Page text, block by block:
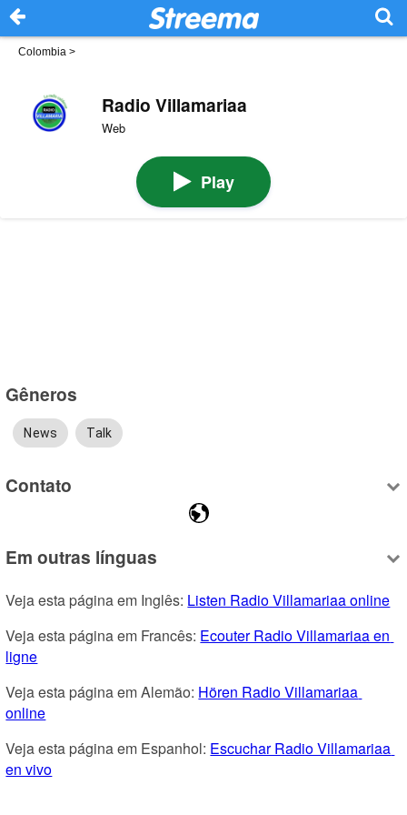
Colombia >
Radio Villamariaa
Web
Play
Gêneros
News Talk
Contato
Em outras línguas
Veja esta página em Inglês: Listen Radio Villamariaa online
Veja esta página em Francês: Ecouter Radio Villamariaa en
ligne
Veja esta página em Alemão: Hören Radio Villamariaa
online
Veja esta página em Espanhol: Escuchar Radio Villamariaa
en vivo